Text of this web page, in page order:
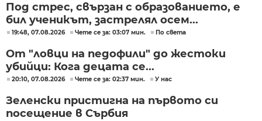
Под стрес, свързан с образованието, е
бил ученикът, застрелял осем...
19:48, 07.08.2026 Чете се за: 03:07 мин. По света
От "ловци на педофили" до жестоки
убийци: Кога децата се...
20:10, 07.08.2026 Чете се за: 02:37 мин. У нас
Зеленски пристигна на първото си
посещение в Сърбия